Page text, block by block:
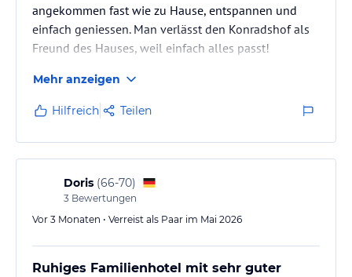
angekommen fast wie zu Hause, entspannen und
einfach geniessen. Man verlässt den Konradshof als
Freund des Hauses, weil einfach alles passt!
Mehr anzeigen
Hilfreich Teilen
Doris (66-70)
3 Bewertungen
Vor 3 Monaten • Verreist als Paar im Mai 2026
Ruhiges Familienhotel mit sehr guter